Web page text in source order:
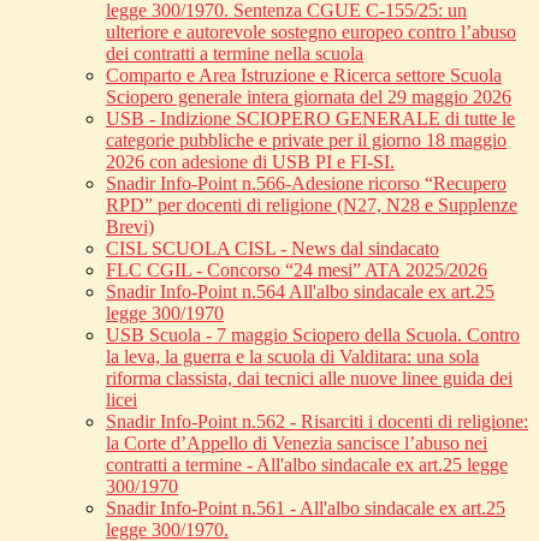
legge 300/1970. Sentenza CGUE C‑155/25: un
ulteriore e autorevole sostegno europeo contro l’abuso
dei contratti a termine nella scuola
Comparto e Area Istruzione e Ricerca settore Scuola
Sciopero generale intera giornata del 29 maggio 2026
USB - Indizione SCIOPERO GENERALE di tutte le
categorie pubbliche e private per il giorno 18 maggio
2026 con adesione di USB PI e FI-SI.
Snadir Info-Point n.566-Adesione ricorso “Recupero
RPD” per docenti di religione (N27, N28 e Supplenze
Brevi)
CISL SCUOLA CISL - News dal sindacato
FLC CGIL - Concorso “24 mesi” ATA 2025/2026
Snadir Info-Point n.564 All'albo sindacale ex art.25
legge 300/1970
USB Scuola - 7 maggio Sciopero della Scuola. Contro
la leva, la guerra e la scuola di Valditara: una sola
riforma classista, dai tecnici alle nuove linee guida dei
licei
Snadir Info-Point n.562 - Risarciti i docenti di religione:
la Corte d’Appello di Venezia sancisce l’abuso nei
contratti a termine - All'albo sindacale ex art.25 legge
300/1970
Snadir Info-Point n.561 - All'albo sindacale ex art.25
legge 300/1970.